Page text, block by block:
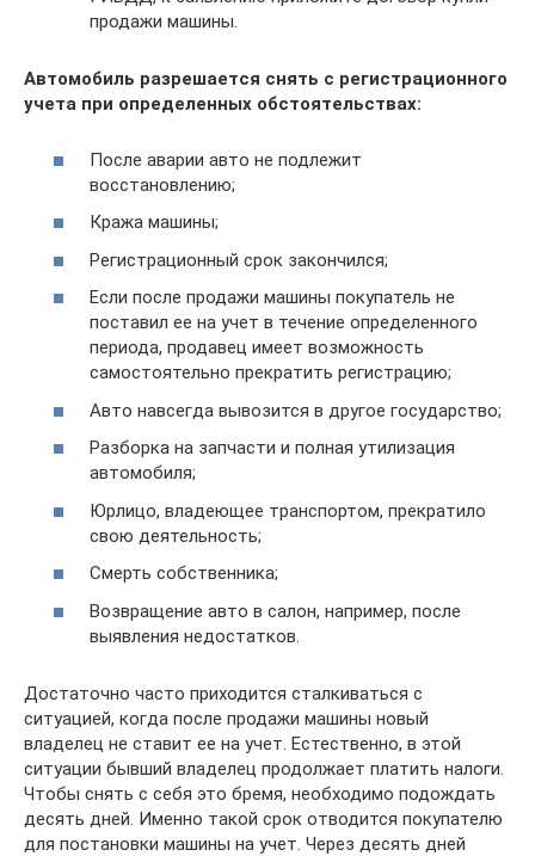
продажи машины.
Автомобиль разрешается снять с регистрационного
учета при определенных обстоятельствах:
После аварии авто не подлежит
восстановлению;
Кража машины;
Регистрационный срок закончился;
Если после продажи машины покупатель не
поставил ее на учет в течение определенного
периода, продавец имеет возможность
самостоятельно прекратить регистрацию;
Авто навсегда вывозится в другое государство;
Разборка на запчасти и полная утилизация
автомобиля;
Юрлицо, владеющее транспортом, прекратило
свою деятельность;
Смерть собственника;
Возвращение авто в салон, например, после
выявления недостатков.
Достаточно часто приходится сталкиваться с
ситуацией, когда после продажи машины новый
владелец не ставит ее на учет. Естественно, в этой
ситуации бывший владелец продолжает платить налоги.
Чтобы снять с себя это бремя, необходимо подождать
десять дней. Именно такой срок отводится покупателю
для постановки машины на учет. Через десять дней